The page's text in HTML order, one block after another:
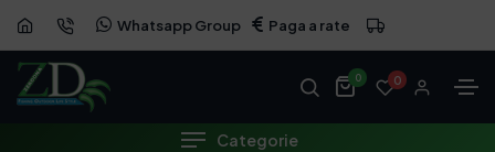
Whatsapp Group Paga a rate
0 0
Categorie